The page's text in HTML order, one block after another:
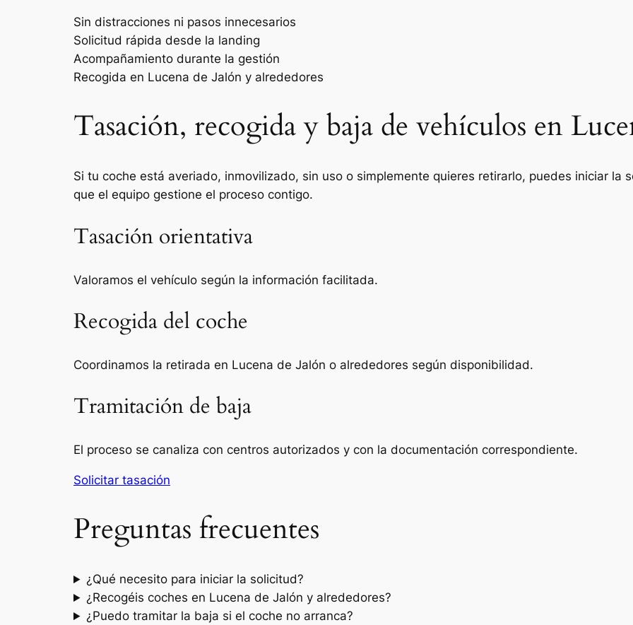
Sin distracciones ni pasos innecesarios
Solicitud rápida desde la landing
Acompañamiento durante la gestión
Recogida en Lucena de Jalón y alrededores
Tasación, recogida y baja de vehículos en
Si tu coche está averiado, inmovilizado, sin uso o simplemente quieres retirarlo, puedes iniciar la
que el equipo gestione el proceso contigo.
Tasación orientativa
Valoramos el vehículo según la información facilitada.
Recogida del coche
Coordinamos la retirada en Lucena de Jalón o alrededores según disponibilidad.
Tramitación de baja
El proceso se canaliza con centros autorizados y con la documentación correspondiente.
Solicitar tasación
Preguntas frecuentes
¿Qué necesito para iniciar la solicitud?
¿Recogéis coches en Lucena de Jalón y alrededores?
¿Puedo tramitar la baja si el coche no arranca?